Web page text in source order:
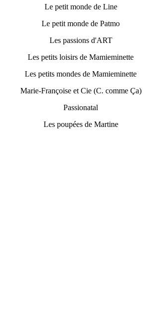
Le petit monde de Line
Le petit monde de Patmo
Les passions d'ART
Les petits loisirs de Mamieminette
Les petits mondes de Mamieminette
Marie-Françoise et Cie (C. comme Ça)
Passionatal
Les poupées de Martine